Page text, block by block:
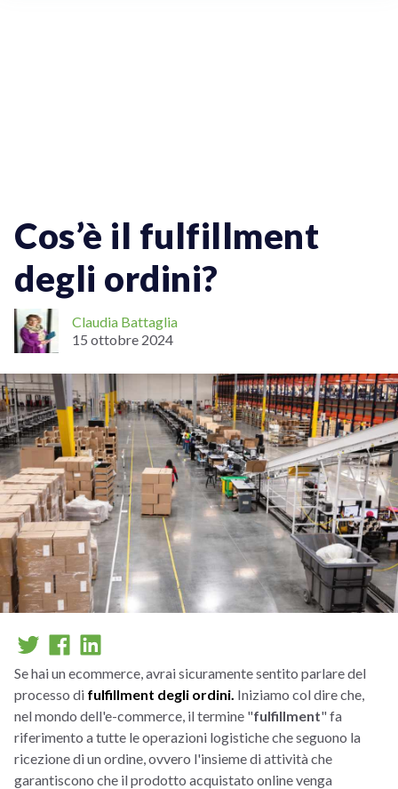
Cos’è il fulfillment
degli ordini?
Claudia Battaglia
15 ottobre 2024
Se hai un ecommerce, avrai sicuramente sentito parlare del
processo di fulfillment degli ordini. Iniziamo col dire che,
nel mondo dell'e-commerce, il termine "fulfillment" fa
riferimento a tutte le operazioni logistiche che seguono la
ricezione di un ordine, ovvero l'insieme di attività che
garantiscono che il prodotto acquistato online venga